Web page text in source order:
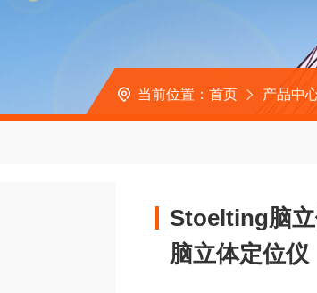
当前位置： 首页 产品中
Stoelting脑立
脑立体定位仪